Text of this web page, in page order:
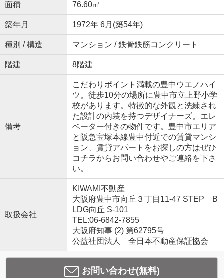
面積 76.60㎡
築年月 1972年 6月(築54年)
種別 / 構造 マンション / 鉄骨鉄筋コンクリート
階建 8階建
備考
こだわりポイント満載の豊中ウエノハイ
ツ。徒歩10分の場所に豊中市立上野小学
校があります。特徴的な外観と洗練され
た設計の内装を持つデザイナーズ。エレ
ベーター付きの物件です。豊中市エリア
と阪急宝塚本線豊中付近での賃貸マンシ
ョン、賃貸アパートをお探しの方はぜひ
コチラからお問い合わせやご連絡を下さ
い。
取扱会社
KIWAMI不動産
大阪府豊中市向丘３丁目11-47 STEP B
LDG向丘 S-101
TEL:06-6842-7855
大阪府知事 (2) 第62795号
公益社団法人 全日本不動産保証協会
お問い合わせ(無料)